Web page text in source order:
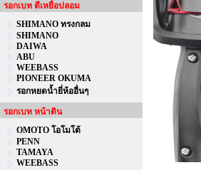
รอกเบท ตีเหยื่อปลอม
SHIMANO ทรงกลม
SHIMANO
DAIWA
ABU
WEEBASS
PIONEER OKUMA
รอกหยดน้ำยี่ห้ออื่นๆ
รอกเบท หน้าดิน
OMOTO โอโมโต้
PENN
TAMAYA
WEEBASS